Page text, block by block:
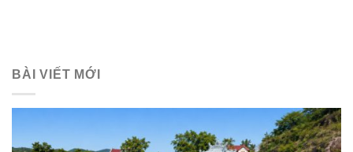
BÀI VIẾT MỚI